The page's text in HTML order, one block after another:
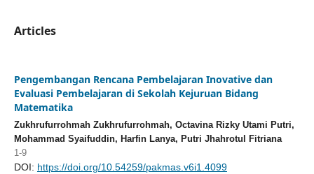
Articles
Pengembangan Rencana Pembelajaran Inovative dan
Evaluasi Pembelajaran di Sekolah Kejuruan Bidang
Matematika
Zukhrufurrohmah Zukhrufurrohmah, Octavina Rizky Utami Putri,
Mohammad Syaifuddin, Harfin Lanya, Putri Jhahrotul Fitriana
1-9
DOI: https://doi.org/10.54259/pakmas.v6i1.4099